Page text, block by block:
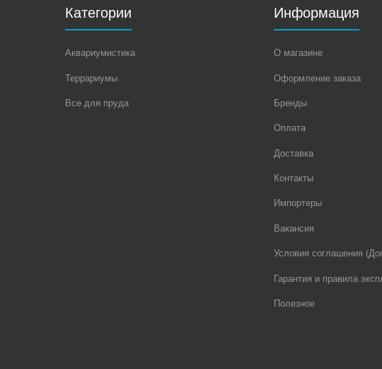
Категории
Аквариумистика
Террариумы
Все для пруда
Информация
О магазине
Оформление заказа
Бренды
Оплата
Доставка
Контакты
Импортеры
Вакансия
Условия соглашения
Гарантия и правила
Полезное